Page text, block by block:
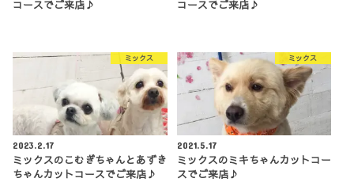
コースでご来店♪
コースでご来店♪
ミックス
2023.2.17
ミックスのこむぎちゃんとあずき
ちゃんカットコースでご来店♪
ミックス
2021.5.17
ミックスのミキちゃんカットコー
スでご来店♪